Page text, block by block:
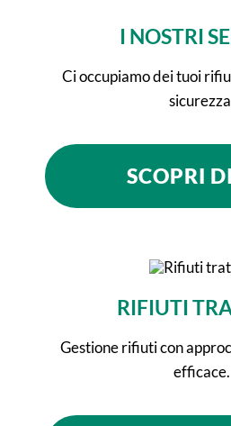
I NOSTRI
Ci occupiamo dei tuoi
SCOPRI
RIFIUTI
Gestione rifiuti con
efficace.